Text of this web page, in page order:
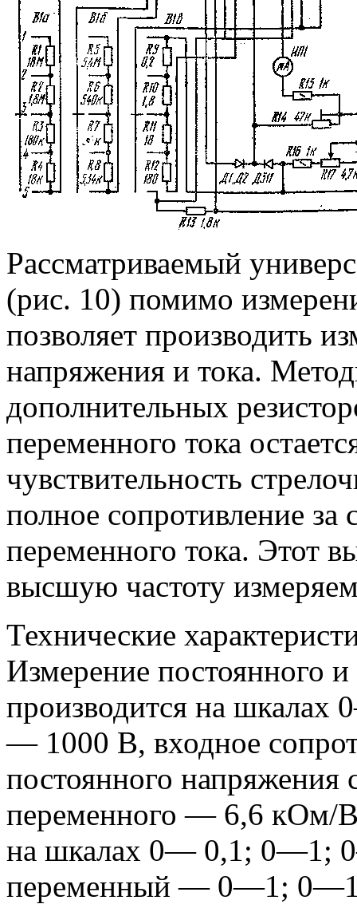
Рассматриваемый
(рис. 10) помимо
позволяет производить
напряжения и тока.
дополнительных
переменного тока
чувствительность
полное сопротивление
переменного тока. Этот
высшую частоту
Технические
Измерение постоянного
производится на
— 1000 В, входное
постоянного напряжения
переменного — 6,6 кОм/
на шкалах 0— 0,1;
переменный — 0—1;